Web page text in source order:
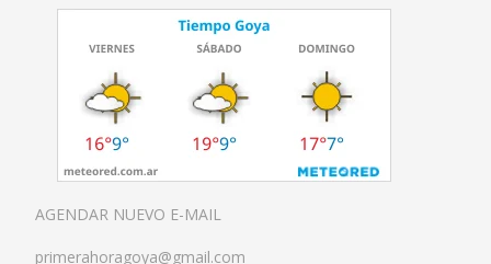
AGENDAR NUEVO E-MAIL
primerahoragoya@gmail.com